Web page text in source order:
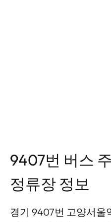
9407번 버스
정류장 정보
경기 9407번 고양서울